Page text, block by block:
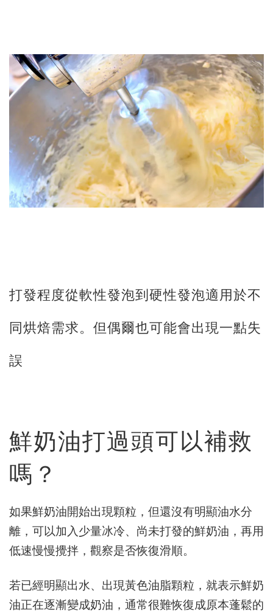
打發程度從軟性發泡到硬性發泡適用於不
同烘焙需求。但偶爾也可能會出現一點失
誤
鮮奶油打過頭可以補救
嗎？
如果鮮奶油開始出現顆粒，但還沒有明顯油水分
離，可以加入少量冰冷、尚未打發的鮮奶油，再用
低速慢慢攪拌，觀察是否恢復滑順。
若已經明顯出水、出現黃色油脂顆粒，就表示鮮奶
油正在逐漸變成奶油，通常很難恢復成原本蓬鬆的